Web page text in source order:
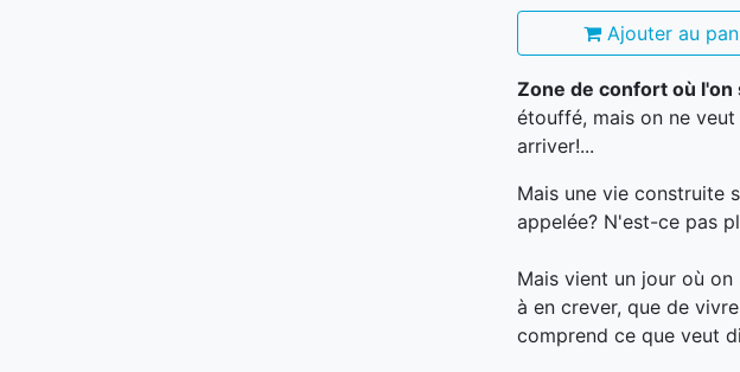
Ajouter au
Zone de confort où l'on
étouffé, mais on ne
arriver!...
Mais une vie construite
appelée? N'est-ce pas
Mais vient un jour où
à en crever, que de
comprend ce que veut